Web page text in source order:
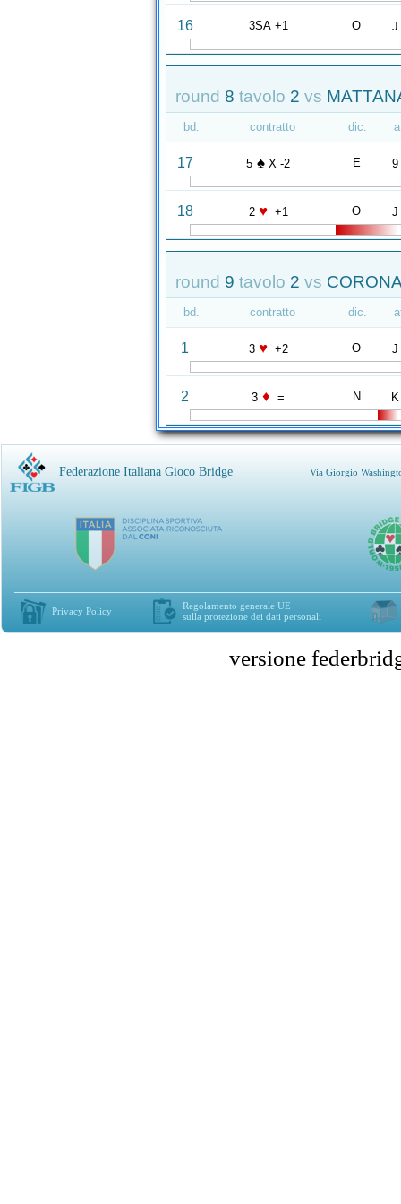
16 3SA +1 O J
round 8 tavolo 2 vs
bd. contratto dic.
17 5 ♠ X -2 E 9
18 2 ♥ +1 O J
round 9 tavolo 2 vs
bd. contratto dic.
1 3 ♥ +2 O J
2 3 ♦ = N K
Federazione Italiana Gioco Bridge Via Giorgio
Privacy Policy
Regolamento generale UE
sulla protezione dei dati personali
versione